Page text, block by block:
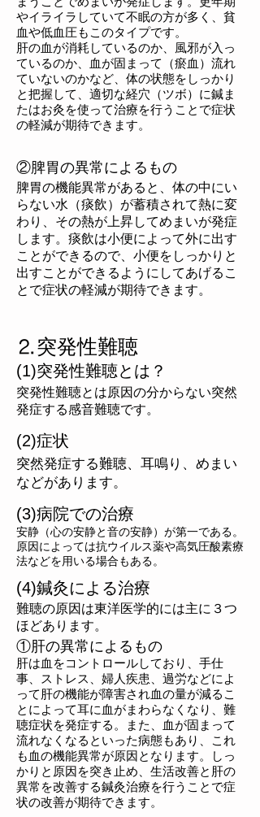
やイライラしていて不眠の方が多く、貧
血や低血圧もこのタイプです。
肝の血が消耗しているのか、風邪が入っ
ているのか、血が固まって（瘀血）流れ
ていないのかなど、体の状態をしっかり
と把握して、適切な経穴（ツボ）に鍼ま
たはお灸を使って治療を行うことで症状
の軽減が期待できます。
②脾胃の異常によるもの
脾胃の機能異常があると、体の中にい
らない水（痰飲）が蓄積されて熱に変
わり、その熱が上昇してめまいが発症
します。痰飲は小便によって外に出す
ことができるので、小便をしっかりと
出すことができるようにしてあげるこ
とで症状の軽減が期待できます。
⒉突発性難聴
(1)突発性難聴とは？
突発性難聴とは原因の分からない突然
発症する感音難聴です。
(2)症状
突然発症する難聴、耳鳴り、めまい
などがあります。
(3)病院での治療
安静（心の安静と音の安静）が第一である。
原因によっては抗ウイルス薬や高気圧酸素療
法などを用いる場合もある。
(4)鍼灸による治療
難聴の原因は東洋医学的には主に３つ
ほどあります。
①肝の異常によるもの
肝は血をコントロールしており、手仕
事、ストレス、婦人疾患、過労などによ
って肝の機能が障害され血の量が減るこ
とによって耳に血がまわらなくなり、難
聴症状を発症する。また、血が固まって
流れなくなるといった病態もあり、これ
も血の機能異常が原因となります。しっ
かりと原因を突き止め、生活改善と肝の
異常を改善する鍼灸治療を行うことで症
状の改善が期待できます。